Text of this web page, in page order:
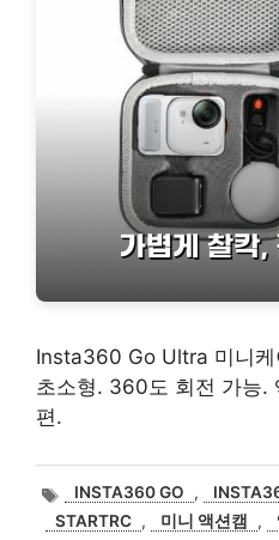
Insta360 Go Ultra 미니케
초소형. 360도 회전 가능.
편.
태
그
INSTA360 GO ,
STARTRC , 미니 액션캠 ,